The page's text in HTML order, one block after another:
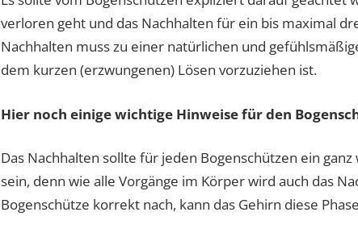
verloren geht und das Nachhalten für ein bis maximal
Nachhalten muss zu einer natürlichen und
dem kurzen (erzwungenen) Lösen vorzuziehen ist.
Hier noch einige wichtige Hinweise für den
Das Nachhalten sollte für jeden Bogenschützen ein
sein, denn wie alle Vorgänge im Körper wird auch das
Bogenschütze korrekt nach, kann das Gehirn diese